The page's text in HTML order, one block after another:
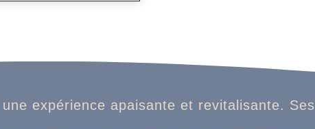
expérience apaisante et revitalisante.